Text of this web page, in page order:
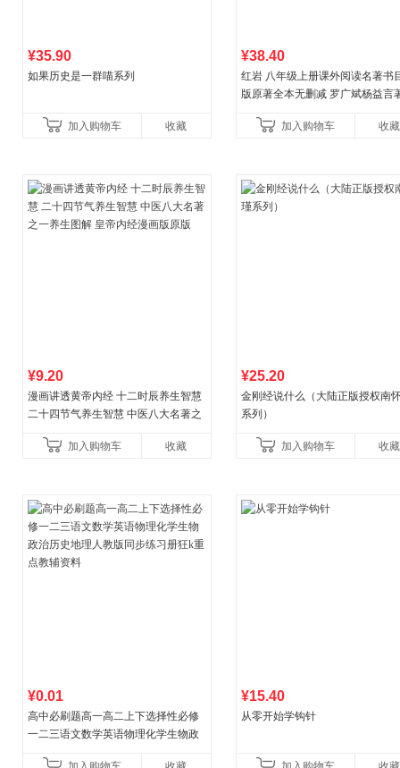
¥35.90
如果历史是一群喵系列
加入购物车 收藏
¥38.40
红岩 八年级上册课外阅读名著书
版原著全本无删减 罗广斌杨益言
国青年出版社加入购物车 收藏
¥9.20
漫画讲透黄帝内经 十二时辰养生智慧
二十四节气养生智慧 中医八大名著之
加入购物车
收藏
¥25.20
金刚经说什么（大陆正版授权南
系列）
加入购物车 收藏
¥0.01
高中必刷题高一高二上下选择性必修
一二三语文数学英语物理化学生物政
¥15.40
从零开始学钩针